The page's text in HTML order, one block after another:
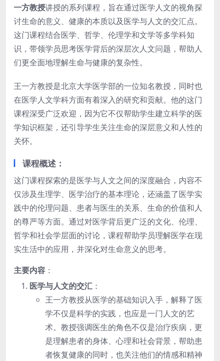
一方教授讲授的系列课程，旨在通过医学人文的视角探
讨生命的意义、健康的本质以及医学与人文的交汇点。
这门课程结合医学、哲学、伦理学和文学等多学科知
识，带领学员思考医学背后的深层次人文问题，帮助人
们更全面地理解生命与健康的复杂性。
王一方教授是北京大学医学部的一位知名教授，同时也
在医学人文学科方面有着深入的研究和贡献。他的这门
课程深受广泛欢迎，因为它不仅帮助学生建立科学的医
学知识框架，还引导学生关注生命的深层意义和人性的
关怀。
课程概述 ：
这门课程探索的是医学与人文之间的深度融合，内容不
仅涉及生理学、医学治疗的基本理论，还涵盖了医学实
践中的伦理问题、患者与医生的关系、生命的价值和人
的尊严等方面。通过对医学背后更广泛的文化、伦理、
哲学和社会学层面的讨论，课程帮助学员理解医学在现
实生活中的应用，并深化对生命意义的思考。
主要内容 ：
医学与人文的交汇 ：
王一方教授从医学的基础知识入手，解释了医
学不仅是科学的实践，也应是一门人文的艺
术。教授强调医生的角色不仅是治疗疾病，更
是理解患者的身体、心理和社会背景，帮助患
者恢复健康的同时，也关注他们的情感和精神